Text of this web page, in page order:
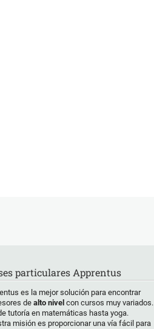
particulares Apprentus
es la mejor solución para encontrar
dealto nivel con cursos muy variados.
tutoría en matemáticas hasta yoga.
misión es proporcionar una vía fácil para